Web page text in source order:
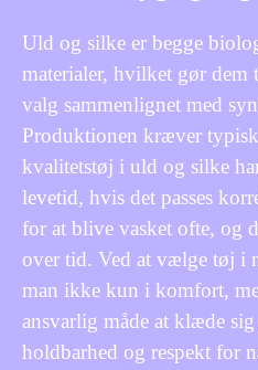
Uld og silke er begge
materialer, hvilket gør
valg sammenlignet med
Produktionen kræver
kvalitetstøj i uld og silke
levetid, hvis det passes
for at blive vasket ofte, og
over tid. Ved at vælge tøj i
man ikke kun i komfort,
ansvarlig måde at klæde
holdbarhed og respekt for